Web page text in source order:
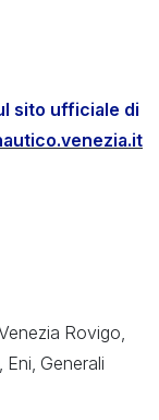
sito ufficiale di
Rovigo,
Generali